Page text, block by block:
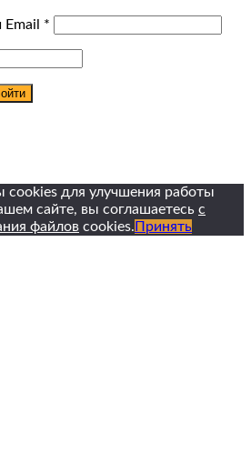
*
для улучшения работы
сайте, вы соглашаетесь с
файлов cookies. Принять